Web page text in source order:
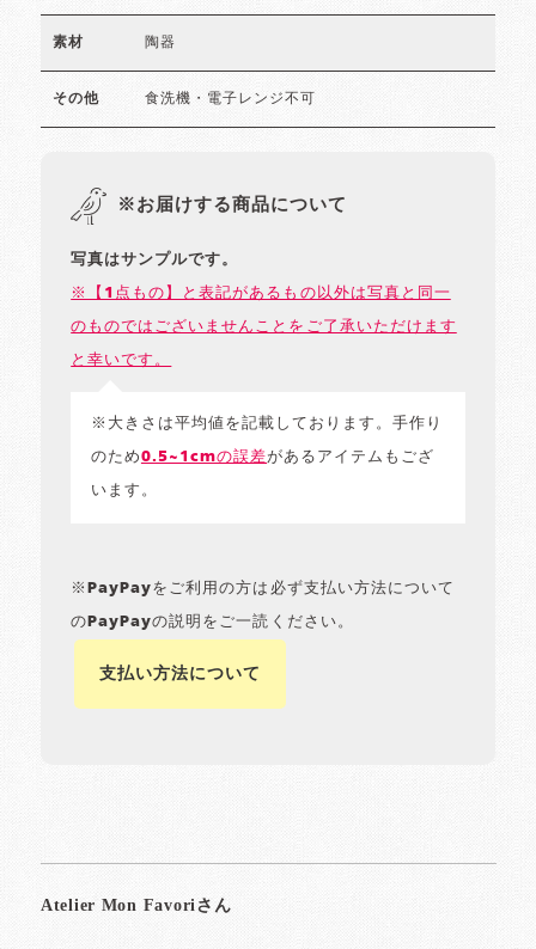
素材 陶器
その他 食洗機・電子レンジ不可
※お届けする商品について
写真はサンプルです。
※【1点もの】と表記があるもの以外は写真と同一
のものではございませんことをご了承いただけます
と幸いです。
※大きさは平均値を記載しております。手作り
のため0.5~1cmの誤差があるアイテムもござ
います。
※PayPayをご利用の方は必ず支払い方法について
のPayPayの説明をご一読ください。
支払い方法について